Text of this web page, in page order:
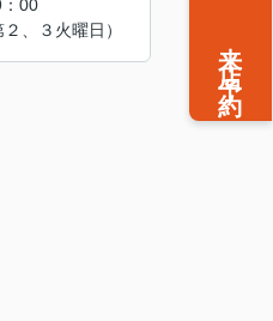
00
、３火曜日）
来店予約